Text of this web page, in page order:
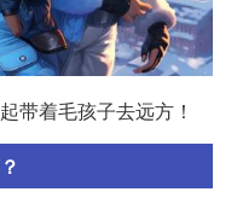
带着毛孩子去远方！